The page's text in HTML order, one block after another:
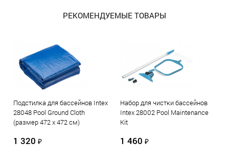
РЕКОМЕНДУЕМЫЕ ТОВАРЫ
Подстилка для бассейнов Intex
28048 Pool Ground Cloth
(размер 472 х 472 см)
1 320 ₽
Набор для чистки бассейнов
Intex 28002 Pool Maintenance
Kit
1 460 ₽